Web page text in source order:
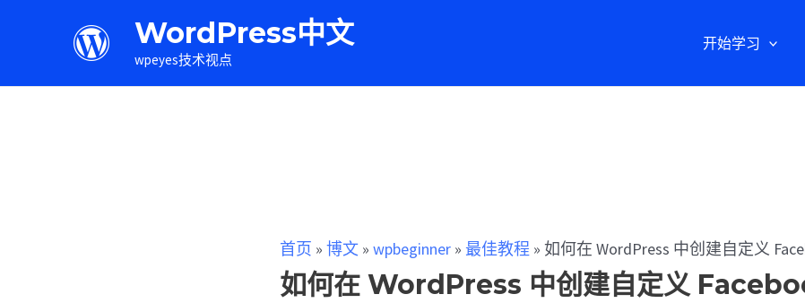
WordPress中文
wpeyes技术视点
开始学习
首页 »博文 »wpbeginner » 最佳教程 »如何在 WordPress 中创建自定义
如何在 WordPress 中创建自定义